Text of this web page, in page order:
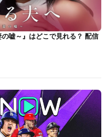
嘘～』はどこで見れる？ 配信